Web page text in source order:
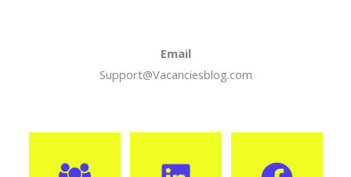
Email
Support@Vacanciesblog.com